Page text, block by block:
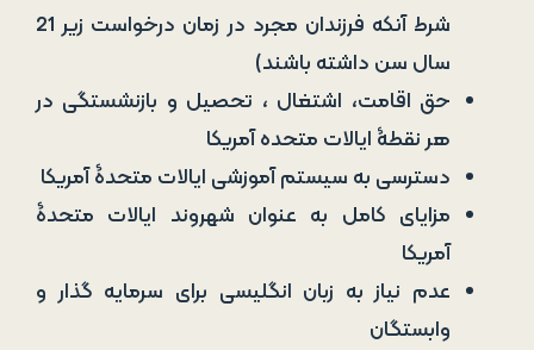
شرط آنکه فرزندان مجرد در زمان درخواست زیر 21
سال سن داشته باشند)
حق اقامت، اشتغال ، تحصیل و بازنشستگی در
هر نقطۀ ایالات متحده آمریکا
دسترسی به سیستم آموزشی ایالات متحدۀ آمریکا
مزایای کامل به عنوان شهروند ایالات متحدۀ
آمریکا
عدم نیاز به زبان انگلیسی برای سرمایه گذار و
وابستگان